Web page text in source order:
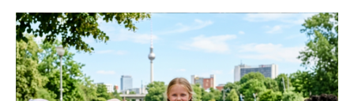
REGIONEN